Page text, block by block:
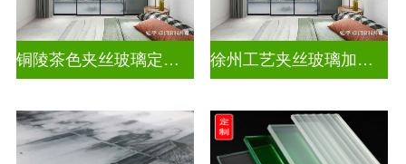
铜陵茶色夹丝玻璃定制电话 徐州工艺夹丝玻璃加工企业